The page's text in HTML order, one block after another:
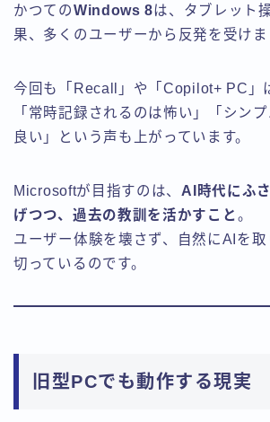
かつてのWindows 8は、タブレット
果、多くのユーザーから反発を受けま
今回も「Recall」や「Copilot+ PC」
「常時記録されるのは怖い」「シン
良い」という声も上がっています。
Microsoftが目指すのは、 AI時代にふ
げつつ、過去の教訓を活かすこと 。
ユーザー体験を壊さず、自然にAIを
切っているのです。
旧型PCでも動作する現実